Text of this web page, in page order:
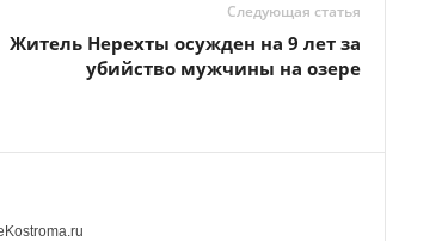
Следующая статья
Житель Нерехты осужден на 9 лет за
убийство мужчины на озере